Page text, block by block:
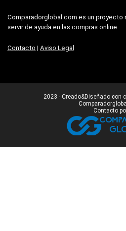
Comparadorglobal.com es un proyecto
servir de ayuda en las compras online..
Contacto | Aviso Legal
2023 - Creado&Diseñado con
Contacto